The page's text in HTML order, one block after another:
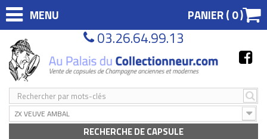
MENU PANIER (0)
03.26.64.99.13
ZX VEUVE AMBAL
RECHERCHE DE CAPSULE